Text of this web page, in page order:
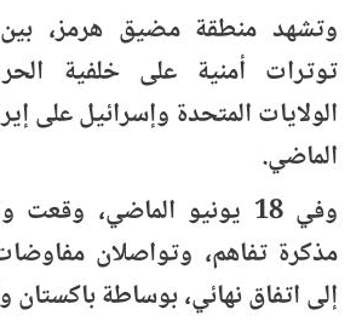
وتشهد منطقة مضيق هرمز، بين
توترات أمنية على خلفية
الماضي.
وفي 18 يونيو الماضي،
مذكرة تفاهم، وتواصلان
إلى اتفاق نهائي، بوساطة